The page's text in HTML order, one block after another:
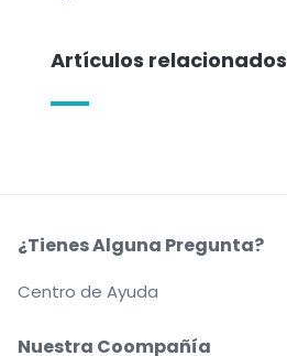
Artículos relacionados
Nuestra Coompañía
¿Tienes Alguna Pregunta?
Centro de Ayuda